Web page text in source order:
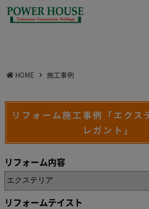
HOME 施工事例
リフォーム施工事例「エクス
レガント」
リフォーム内容
リフォームテイスト